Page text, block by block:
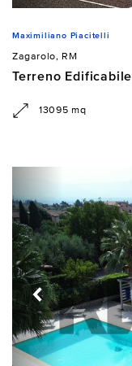
Maximiliano Piacitelli
Zagarolo, RM
Terreno Edificabile
13095 mq